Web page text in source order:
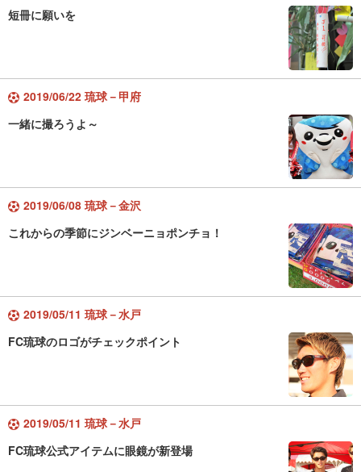
短冊に願いを
2019/06/22 琉球－甲府
一緒に撮ろうよ～
2019/06/08 琉球－金沢
これからの季節にジンベーニョポンチョ！
2019/05/11 琉球－水戸
FC琉球のロゴがチェックポイント
2019/05/11 琉球－水戸
FC琉球公式アイテムに眼鏡が新登場